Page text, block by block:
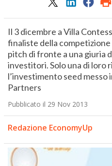
Il 3 dicembre a Villa
finaliste della competizione
pitch di fronte a una giuria
investitori. Solo una di loro
l’investimento seed messo
Partners
Pubblicato il 29 Nov 2013
Redazione EconomyUp